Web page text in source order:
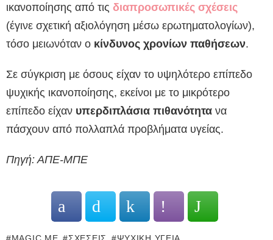
ικανοποίησης από τις διαπροσωπικές σχέσεις
(έγινε σχετική αξιολόγηση μέσω ερωτηματολογίων),
τόσο μειωνόταν ο κίνδυνος χρονίων παθήσεων.
Σε σύγκριση με όσους είχαν το υψηλότερο επίπεδο
ψυχικής ικανοποίησης, εκείνοι με το μικρότερο
επίπεδο είχαν υπερδιπλάσια πιθανότητα να
πάσχουν από πολλαπλά προβλήματα υγείας.
Πηγή: ΑΠΕ-ΜΠΕ
MAGIC ME ΣΧΈΣΕΙΣ
ΨΥΧΙΚΉ ΥΓΕΊΑ